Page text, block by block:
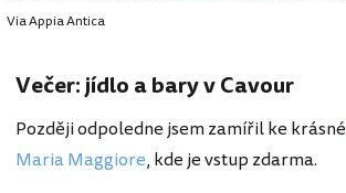
Via Appia Antica
Večer: jídlo a bary v Cavour
Později odpoledne jsem zamířil ke krásné
Maria Maggiore, kde je vstup zdarma.